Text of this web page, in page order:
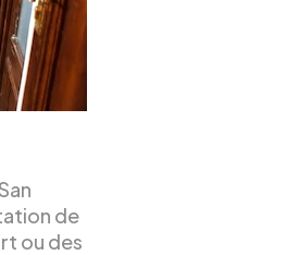
de
ou des